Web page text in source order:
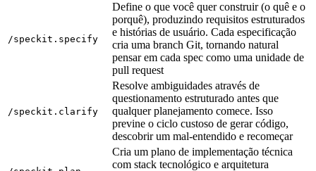
/speckit.specify
Define o que você quer construir (o quê e o
porquê), produzindo requisitos estruturados
e histórias de usuário. Cada especificação
cria uma branch Git, tornando natural
pensar em cada spec como uma unidade de
pull request
/speckit.clarify
Resolve ambiguidades através de
questionamento estruturado antes que
qualquer planejamento comece. Isso
previne o ciclo custoso de gerar código,
descobrir um mal-entendido e recomeçar
Cria um plano de implementação técnica
com stack tecnológico e arquitetura